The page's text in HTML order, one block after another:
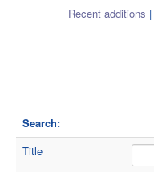
Recent additions |
Search:
Title